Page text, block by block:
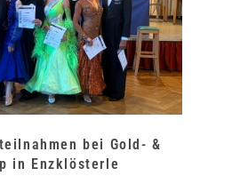
bei Gold- &
in Enzklösterle